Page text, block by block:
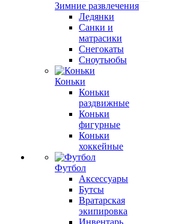
Зимние развлечения
Ледянки
Санки и
матрасики
Снегокаты
Сноутьюбы
Коньки
Коньки
раздвижные
Коньки
фигурные
Коньки
хоккейные
Футбол
Аксессуары
Бутсы
Вратарская
экипировка
Инвентарь